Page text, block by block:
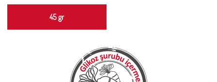
45 gr